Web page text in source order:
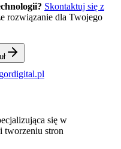
Skontaktuj się z
rozwiązanie dla Twojego
się w
tworzeniu stron